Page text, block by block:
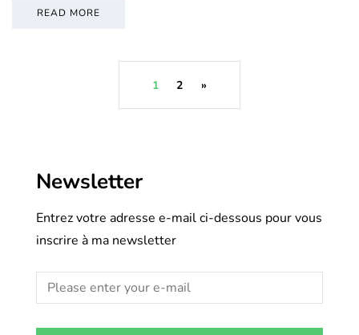
READ MORE
1 2 »
Newsletter
Entrez votre adresse e-mail ci-dessous pour vous
inscrire à ma newsletter